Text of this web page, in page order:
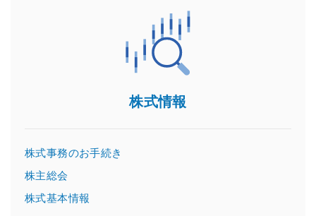
株式情報
株式事務のお手続き
株主総会
株式基本情報